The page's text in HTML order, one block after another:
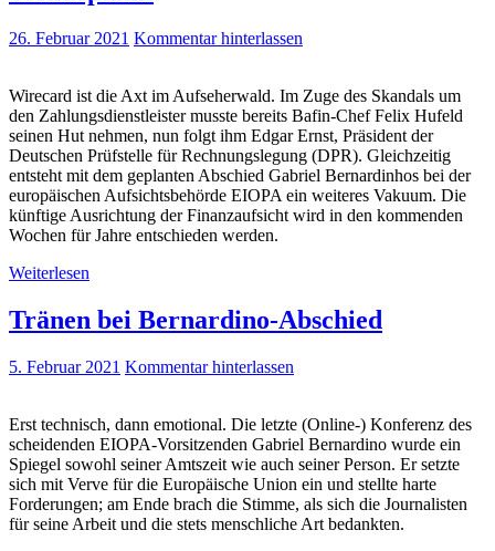
26. Februar 2021 Kommentar hinterlassen
Wirecard ist die Axt im Aufseherwald. Im Zuge des Skandals um
den Zahlungsdienstleister musste bereits Bafin-Chef Felix Hufeld
seinen Hut nehmen, nun folgt ihm Edgar Ernst, Präsident der
Deutschen Prüfstelle für Rechnungslegung (DPR). Gleichzeitig
entsteht mit dem geplanten Abschied Gabriel Bernardinhos bei der
europäischen Aufsichtsbehörde EIOPA ein weiteres Vakuum. Die
künftige Ausrichtung der Finanzaufsicht wird in den kommenden
Wochen für Jahre entschieden werden.
Weiterlesen
Tränen bei Bernardino-Abschied
5. Februar 2021 Kommentar hinterlassen
Erst technisch, dann emotional. Die letzte (Online-) Konferenz des
scheidenden EIOPA-Vorsitzenden Gabriel Bernardino wurde ein
Spiegel sowohl seiner Amtszeit wie auch seiner Person. Er setzte
sich mit Verve für die Europäische Union ein und stellte harte
Forderungen; am Ende brach die Stimme, als sich die Journalisten
für seine Arbeit und die stets menschliche Art bedankten.